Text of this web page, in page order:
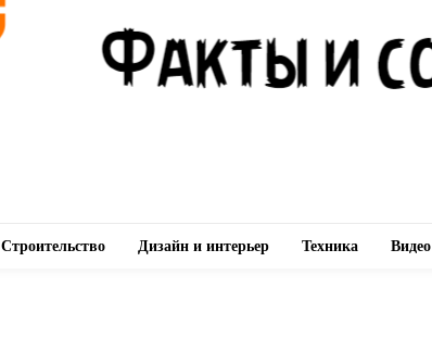
Строительство Дизайн и интерьер Техника Видео